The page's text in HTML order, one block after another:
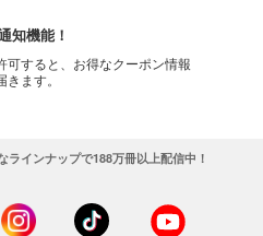
知機能！
可すると、お得なクーポン情報
ます。
インナップで188万冊以上配信中！